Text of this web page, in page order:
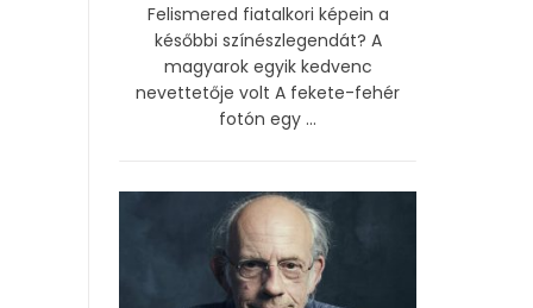
Felismered fiatalkori képein a
későbbi színészlegendát? A
magyarok egyik kedvenc
nevettetője volt A fekete-fehér
fotón egy ...